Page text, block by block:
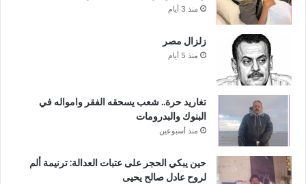
منذ 3 أيام
زلزال مصر
منذ 5 أيام
تغاريد حرة.. شعب يسحقه الفقر وامواله في
البنوك والبدرومات
منذ أسبوعين
حين يبكي الحجر على عتبات العدالة: ترنيمة ألم
لروح عادل صالح يحيى